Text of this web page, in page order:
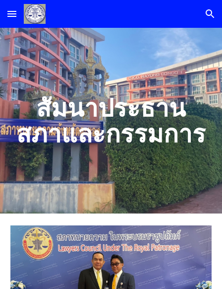
Skip to main content Skip to navigation
สัมนาประธาน
สภาและกรรมการ